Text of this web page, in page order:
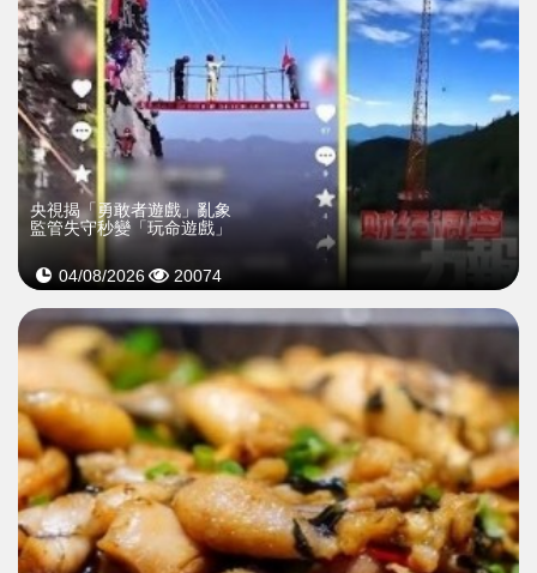
央視揭「勇敢者遊戲」亂象
監管失守秒變「玩命遊戲」
04/08/2026 20074